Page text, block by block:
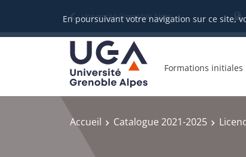
En poursuivant votre navigation sur ce site,
Université Grenoble Alpes
Formations initiales
Accueil Catalogue 2021-2025